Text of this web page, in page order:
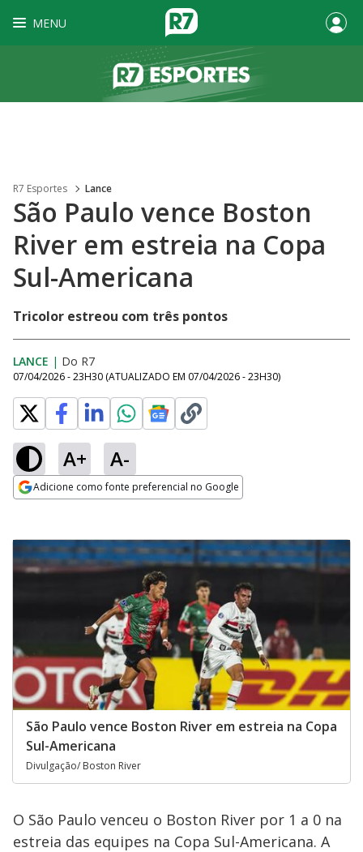
MENU
R7 Esportes Lance
São Paulo vence Boston
River em estreia na Copa
Sul-Americana
Tricolor estreou com três pontos
LANCE | Do R7
07/04/2026 - 23H30 (ATUALIZADO EM 07/04/2026 - 23H30)
A+ A-
Adicione como fonte preferencial no Google
São Paulo vence Boston River em estreia na Copa
Sul-Americana
Divulgação/ Boston River
O São Paulo venceu o Boston River por 1 a 0 na
estreia das equipes na Copa Sul-Americana. A